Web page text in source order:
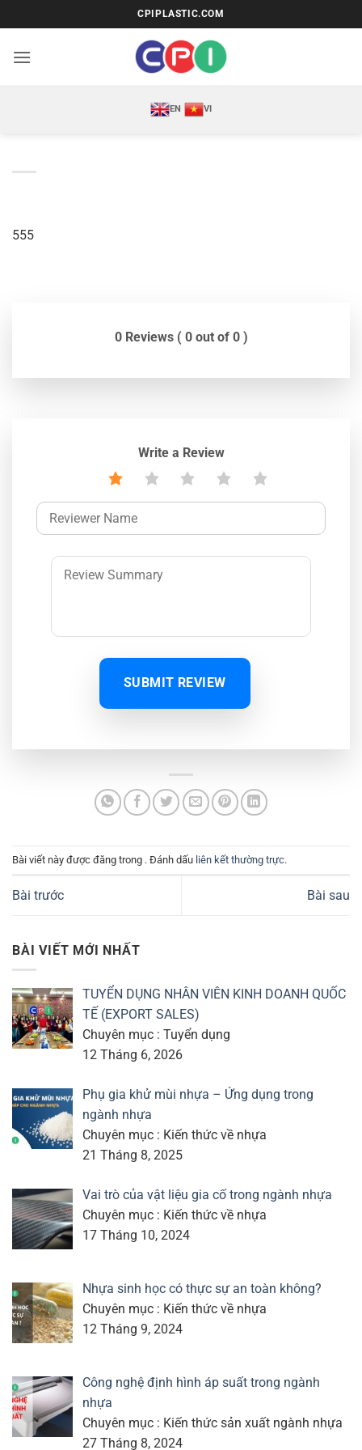
qua
nội
CPIPLASTIC.COM
EN VI
555
0 Reviews ( 0 out of 0 )
Write a Review
SUBMIT REVIEW
Bài viết này được đăng trong . Đánh dấu liên kết thường trực.
Bài trước Bài sau
BÀI VIẾT MỚI NHẤT
TUYỂN DỤNG NHÂN VIÊN KINH DOANH QUỐC
TẾ (EXPORT SALES)
Chuyên mục : Tuyển dụng
12 Tháng 6, 2026
Phụ gia khử mùi nhựa – Ứng dụng trong
ngành nhựa
Chuyên mục : Kiến thức về nhựa
21 Tháng 8, 2025
Vai trò của vật liệu gia cố trong ngành nhựa
Chuyên mục : Kiến thức về nhựa
17 Tháng 10, 2024
Nhựa sinh học có thực sự an toàn không?
Chuyên mục : Kiến thức về nhựa
12 Tháng 9, 2024
Công nghệ định hình áp suất trong ngành
nhựa
Chuyên mục : Kiến thức sản xuất ngành nhựa
27 Tháng 8, 2024